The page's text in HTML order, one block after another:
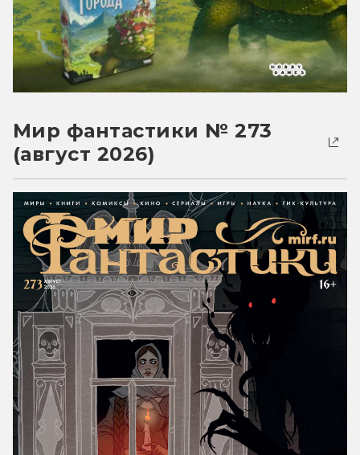
Мир фантастики № 273
(август 2026)